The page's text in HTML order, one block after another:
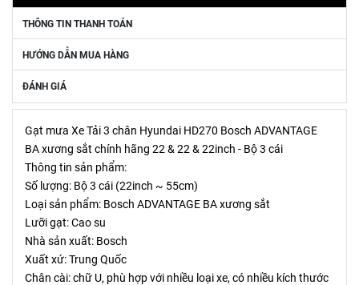
THÔNG TIN THANH TOÁN
HƯỚNG DẪN MUA HÀNG
ĐÁNH GIÁ
Gạt mưa Xe Tải 3 chân Hyundai HD270 Bosch ADVANTAGE
BA xương sắt chính hãng 22 & 22 & 22inch - Bộ 3 cái
Thông tin sản phẩm:
Số lượng: Bộ 3 cái (22inch ~ 55cm)
Loại sản phẩm: Bosch ADVANTAGE BA xương sắt
Lưỡi gạt: Cao su
Nhà sản xuất: Bosch
Xuất xứ: Trung Quốc
Chân cài: chữ U, phù hợp với nhiều loại xe, có nhiều kích thước